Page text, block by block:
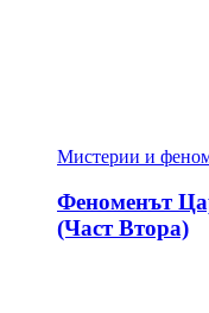
Мистерии и
Феноменът
(Част Втора)